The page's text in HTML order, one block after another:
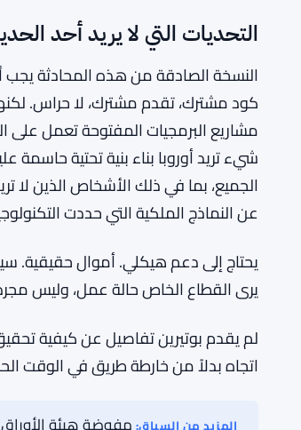
RELATED: مفوضة هيئة الأوراق
ضد الحظر الشامل
ربما صعب. لكن ليس مستحيلاً.
التحديات التي لا يريد أحد
النسخة الصادقة من هذه المحادثة يجب
كود مشترك، تقدم مشترك، لا حراس.
شيء تريد أوروبا بناء بنية تحتية
الجميع، بما في ذلك الأشخاص الذين لا